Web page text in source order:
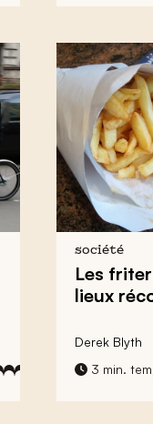
société
Les
lieux
Derek Blyth
3 min.